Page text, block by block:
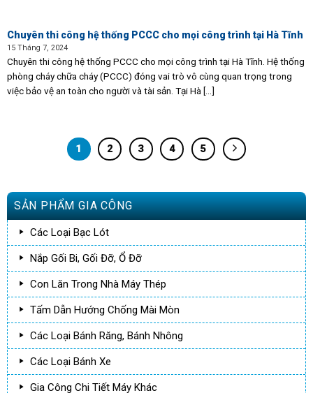
Chuyên thi công hệ thống PCCC cho mọi công trình tại Hà Tĩnh
15 Tháng 7, 2024
Chuyên thi công hệ thống PCCC cho mọi công trình tại Hà Tĩnh. Hệ thống
phòng cháy chữa cháy (PCCC) đóng vai trò vô cùng quan trọng trong
việc bảo vệ an toàn cho người và tài sản. Tại Hà [...]
1 2 3 4 5
SẢN PHẨM GIA CÔNG
Các Loại Bạc Lót
Nắp Gối Bi, Gối Đỡ, Ổ Đỡ
Con Lăn Trong Nhà Máy Thép
Tấm Dẫn Hướng Chống Mài Mòn
Các Loại Bánh Răng, Bánh Nhông
Các Loại Bánh Xe
Gia Công Chi Tiết Máy Khác